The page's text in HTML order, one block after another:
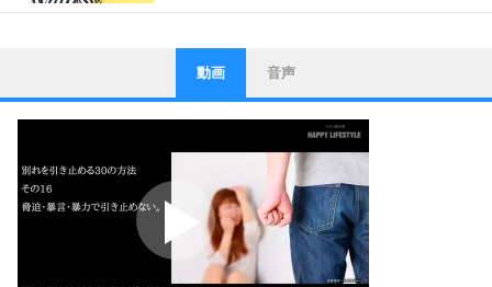
1
ストレス対策
他人と比べない。
いっそのこと、他人を見ない。
いらいらしない人になる30の方法
ポジティブになれない原因は、行動しないから。
ポジティブ思考になる30の方法
ストレス対策
動画 音声